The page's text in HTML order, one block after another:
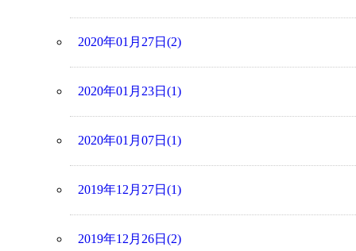
2020年01月27日(2)
2020年01月23日(1)
2020年01月07日(1)
2019年12月27日(1)
2019年12月26日(2)